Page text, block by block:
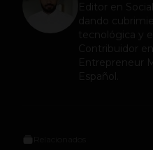
Editor en
dando
tecnológica y
Contribuidor
Entrepreneur
Español.